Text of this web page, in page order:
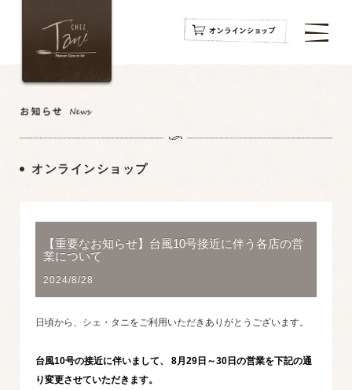
navigation
navigation
navigation
オンラインショップ
【重要なお知らせ】台風10号接近に伴う各店の営
業について
2024/8/28
日頃から、シェ・タニをご利用いただきありがとうございます。
台風10号の接近に伴いまして、
8月29日～30日の営業を下記の通
り変更させていただきます。